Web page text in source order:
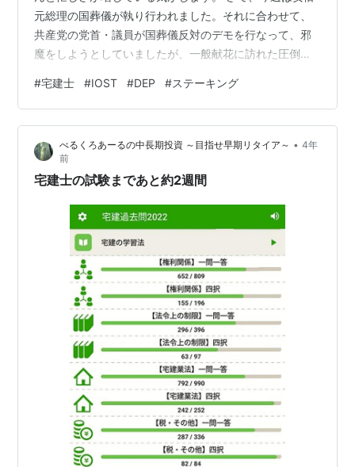
元総理の国葬儀が執り行われました。それに合わせて、
共産党の党首・議員が国葬儀反対のデモを行なって、邪
魔をしようとしていましたが、一般献花に訪れた圧倒的
したといったところでしょうか。 だいたい、弔意を強制
するなといった輩が、弔意を示す人の邪魔をするのはど
ういった思考回路なのか。弔意を示したくないなら、布
団でもかぶって寝てればいいんですよ。反対派が6割！と
反対派をずっと大きく取り上げていたTV局も、結局は放
送するといった状況でしたが、それならそ…
#宅建士 #IOST #DEP #ステーキング
べるくろあーるの中長期投資 ～目指せ早期リタイア～ • 4年
前
宅建士の試験まであと約2週間